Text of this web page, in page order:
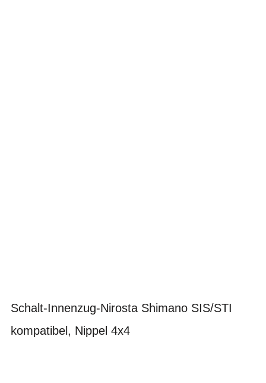
Schalt-Innenzug-Nirosta Shimano SIS/STI
kompatibel, Nippel 4x4